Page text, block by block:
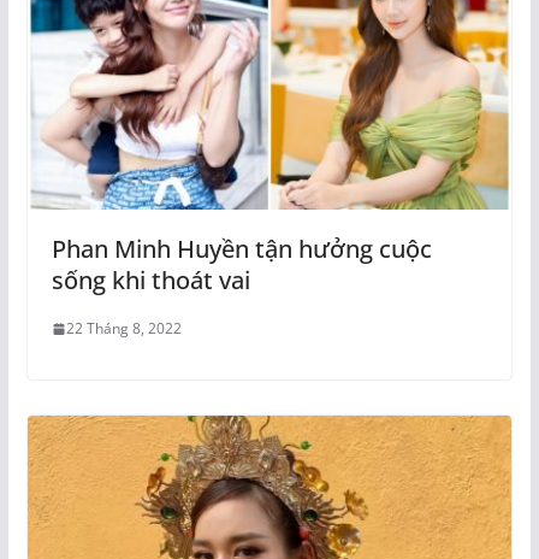
Phan Minh Huyền tận hưởng cuộc
sống khi thoát vai
22 Tháng 8, 2022